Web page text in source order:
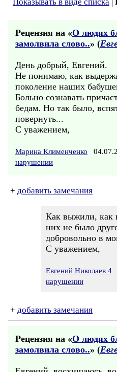
Рецензия на «О людях
замолвила слово..» (
День добрый, Евгений.
Не понимаю, как
поколение наших
Больно сознавать
бедам. Но так было,
повернуть...
С уважением,
Марина Клименченко
нарушении
+ добавить замечания
Как выжили, как
них не было
добровольно в
С уважением,
Евгений Николаев 4
нарушении
+ добавить замечания
Рецензия на «О людях
замолвила слово..» (